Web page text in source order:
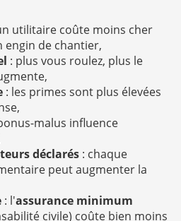
utilitaire coûte moins cher
de chantier,
: plus vous roulez, plus le
: les primes sont plus élevées
malus influence
déclarés : chaque
peut augmenter la
: l'assurance minimum
civile) coûte bien moins